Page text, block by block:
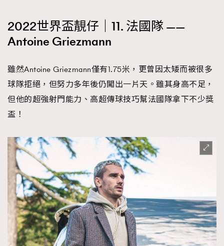
2022世界盃靚仔｜11. 法國隊 ——
Antoine Griezmann
雖然Antoine Griezmann僅有1.75米，更曾因太矮而被很多
球隊拒絕，但努力多年後仍闖出一片天。雖其身高不足，
但他的超強射門能力、高超傳球技巧幫法國隊拿下不少獎
盃！